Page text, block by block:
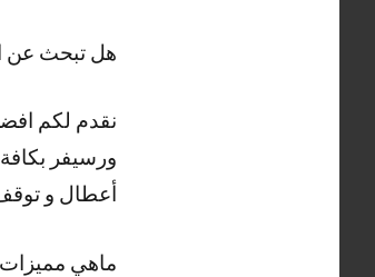
هل تبحث عن
نقدم لكم
ورسيفر
أعطال و
ماهي مميزات